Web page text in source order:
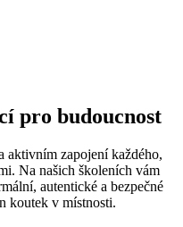
pro budoucnost
aktivním zapojení každého,
Na našich školeních vám
autentické a bezpečné
koutek v místnosti.